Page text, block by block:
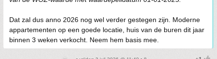
Dat zal dus anno 2026 nog wel verder gestegen zijn. Moderne
appartementen op een goede locatie, huis van de buren dit jaar
binnen 3 weken verkocht. Neem hem basis mee.